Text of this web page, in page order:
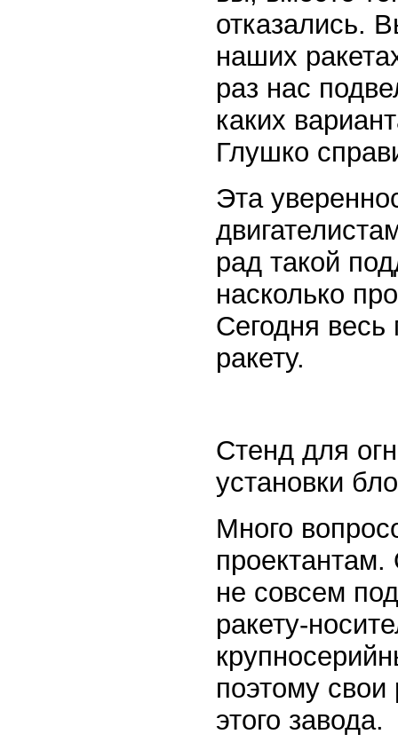
отказались.
наших
раз нас
каких
Глушко
Эта
рад такой
насколько
Сегодня
ракету.
Стенд для
установки
Много
не совсем
ракету-
поэтому
этого завода.